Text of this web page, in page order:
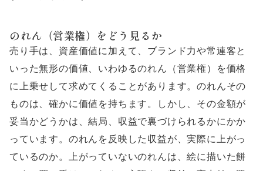
のれん（営業権）をどう見るか
売り手は、資産価値に加えて、ブランド力や常連客と
いった無形の価値、いわゆるのれん（営業権）を価格
に上乗せして求めてくることがあります。のれんその
ものは、確かに価値を持ちます。しかし、その金額が
妥当かどうかは、結局、収益で裏づけられるかにかか
っています。のれんを反映した収益が、実際に上がっ
ているのか。上がっていないのれんは、絵に描いた餅